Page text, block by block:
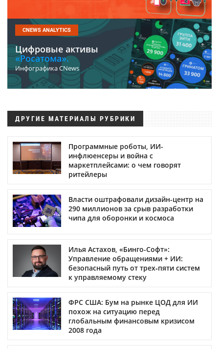
CNEWS ANALYTICS
Цифровые активы
«Росатома».
Инфографика CNews
ДРУГИЕ МАТЕРИАЛЫ РУБРИКИ
Программные роботы, ИИ-
инфлюенсеры и война с
маркетплейсами: о чем говорят
ритейлеры
Власти оштрафовали дизайн-центр на
290 миллионов за срыв разработки
чипа для оборонки и космоса
Илья Астахов, «Бинго-Софт»:
Управление обращениями + ИИ:
безопасный путь от трех‑пяти систем
к управляемому стеку
ФРС США: Бум на рынке ЦОД для ИИ
похож на ситуацию перед
глобальным финансовым кризисом
2008 года